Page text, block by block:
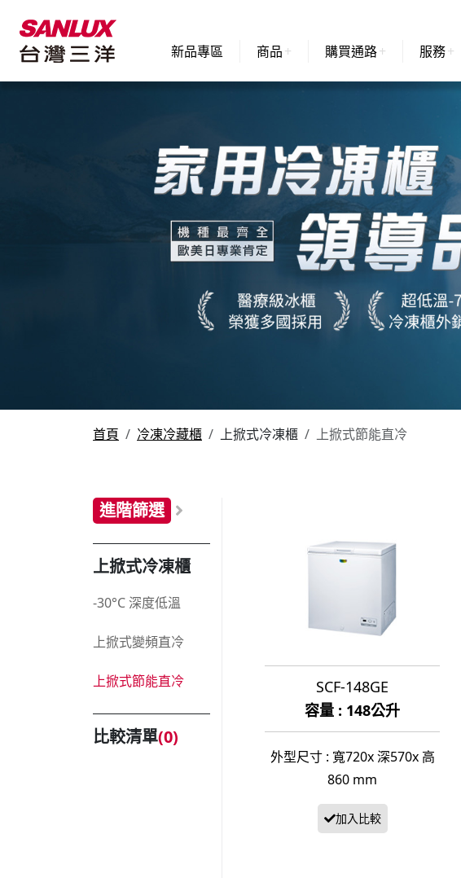
新品專區 商品 購買通路 服務
首頁 冷凍冷藏櫃 上掀式冷凍櫃 上掀式節能直冷
進階篩選
上掀式冷凍櫃
-30°C 深度低溫
上掀式變頻直冷
上掀式節能直冷
比較清單(0)
SCF-148GE
容量 : 148公升
外型尺寸 : 寬720x 深570x 高
860 mm